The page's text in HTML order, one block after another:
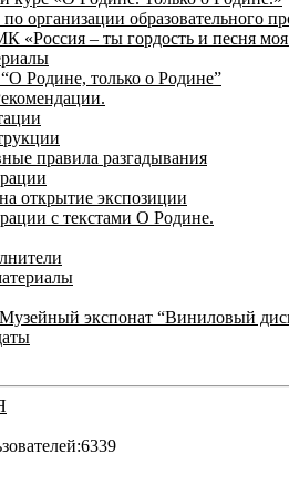
организации образовательного
«Россия – ты гордость и песня
Родине, только о Родине”
правила разгадывания
открытие экспозиции
с текстами О Родине.
экспонат “Виниловый
6339